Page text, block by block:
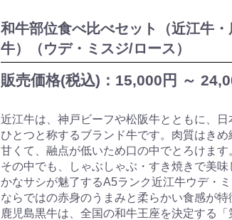
和牛部位食べ比べセット（近江牛
牛）（ウデ・ミスジ/ロース）
販売価格(税込)： 15,000円 ～
近江牛は、神戸ビーフや松阪牛とともに、日
ひとつと称するブランド牛です。肉質はきめ
甘くて、融点が低いため口の中でとろけます
その中でも、しゃぶしゃぶ・すき焼きで美味
かなサシが魅了するA5ランク近江牛ウデ・
ならではの赤身のうまみと柔らかい食感が特
鹿児島黒牛は、全国の和牛王座を決定する「